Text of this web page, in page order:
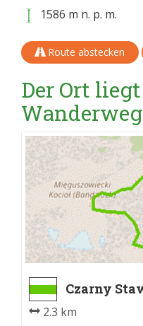
1586 m n. p. m.
Route abstecken
Der Ort
Czarny
pod
2.3 km